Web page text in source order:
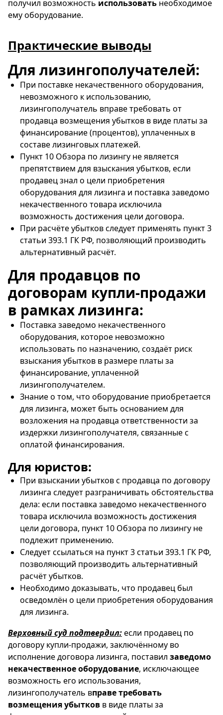
получил возможность использовать необходимое
ему оборудование.
Практические выводы
Для лизингополучателей:
При поставке некачественного оборудования,
невозможного к использованию,
лизингополучатель вправе требовать от
продавца возмещения убытков в виде платы за
финансирование (процентов), уплаченных в
составе лизинговых платежей.
Пункт 10 Обзора по лизингу не является
препятствием для взыскания убытков, если
продавец знал о цели приобретения
оборудования для лизинга и поставка заведомо
некачественного товара исключила
возможность достижения цели договора.
При расчёте убытков следует применять пункт 3
статьи 393.1 ГК РФ, позволяющий производить
альтернативный расчёт.
Для продавцов по
договорам купли-продажи
в рамках лизинга:
Поставка заведомо некачественного
оборудования, которое невозможно
использовать по назначению, создаёт риск
взыскания убытков в размере платы за
финансирование, уплаченной
лизингополучателем.
Знание о том, что оборудование приобретается
для лизинга, может быть основанием для
возложения на продавца ответственности за
издержки лизингополучателя, связанные с
оплатой финансирования.
Для юристов:
При взыскании убытков с продавца по договору
лизинга следует разграничивать обстоятельства
дела: если поставка заведомо некачественного
товара исключила возможность достижения
цели договора, пункт 10 Обзора по лизингу не
подлежит применению.
Следует ссылаться на пункт 3 статьи 393.1 ГК РФ,
позволяющий производить альтернативный
расчёт убытков.
Необходимо доказывать, что продавец был
осведомлён о цели приобретения оборудования
для лизинга.
Верховный суд подтвердил:если продавец по
договору купли-продажи, заключённому во
исполнение договора лизинга, поставил заведомо
некачественное оборудование, исключающее
возможность его использования,
лизингополучатель вправе требовать
возмещения убытков в виде платы за